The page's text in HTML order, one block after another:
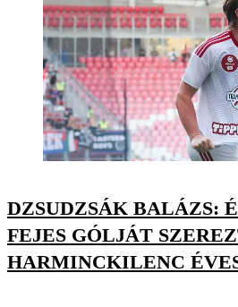
DZSUDZSÁK BALÁZS:
FEJES GÓLJÁT
HARMINCKILENC